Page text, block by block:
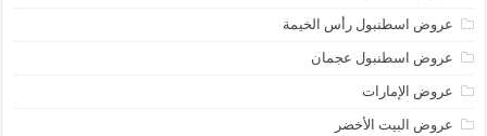
عروض اسطنبول رأس الخيمة
عروض اسطنبول عجمان
عروض الإمارات
عروض البيت الأخضر